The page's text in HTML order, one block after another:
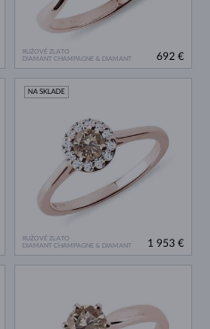
RUŽOVÉ ZLATO
DIAMANT CHAMPAGNE & DIAMANT
692 €
RUŽOVÉ ZLATO
DIAMANT CHAMPAGNE & DIAMANT
NA SKLADE
1 953 €